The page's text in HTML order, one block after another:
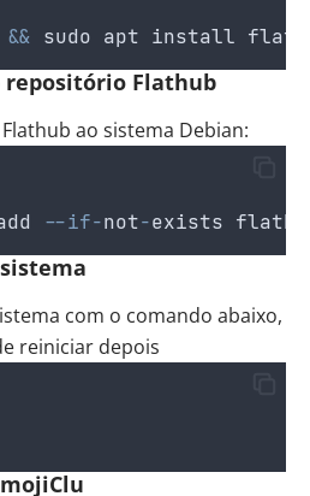
&& sudo apt install
repositório Flathub
ao sistema Debian:
--if-not-exists
com o comando abaixo,
reiniciar depois